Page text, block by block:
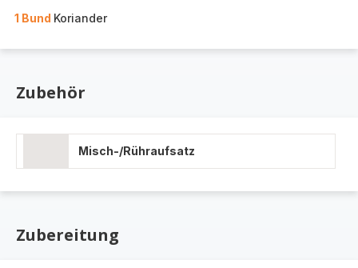
1 Bund Koriander
Zubehör
Misch-/Rühraufsatz
Zubereitung